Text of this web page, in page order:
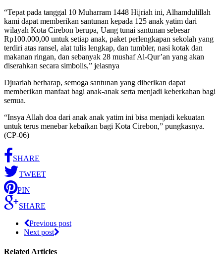
“Tepat pada tanggal 10 Muharram 1448 Hijriah ini, Alhamdulillah
kami dapat memberikan santunan kepada 125 anak yatim dari
wilayah Kota Cirebon berupa, Uang tunai santunan sebesar
Rp100.000,00 untuk setiap anak, paket perlengkapan sekolah yang
terdiri atas ransel, alat tulis lengkap, dan tumbler, nasi kotak dan
makanan ringan, dan sebanyak 28 mushaf Al-Qur’an yang akan
diserahkan secara simbolis,” jelasnya
Djuariah berharap, semoga santunan yang diberikan dapat
memberikan manfaat bagi anak-anak serta menjadi keberkahan bagi
semua.
“Insya Allah doa dari anak anak yatim ini bisa menjadi kekuatan
untuk terus menebar kebaikan bagi Kota Cirebon,” pungkasnya.
(CP-06)
SHARE
TWEET
PIN
SHARE
Previous post
Next post
Related Articles